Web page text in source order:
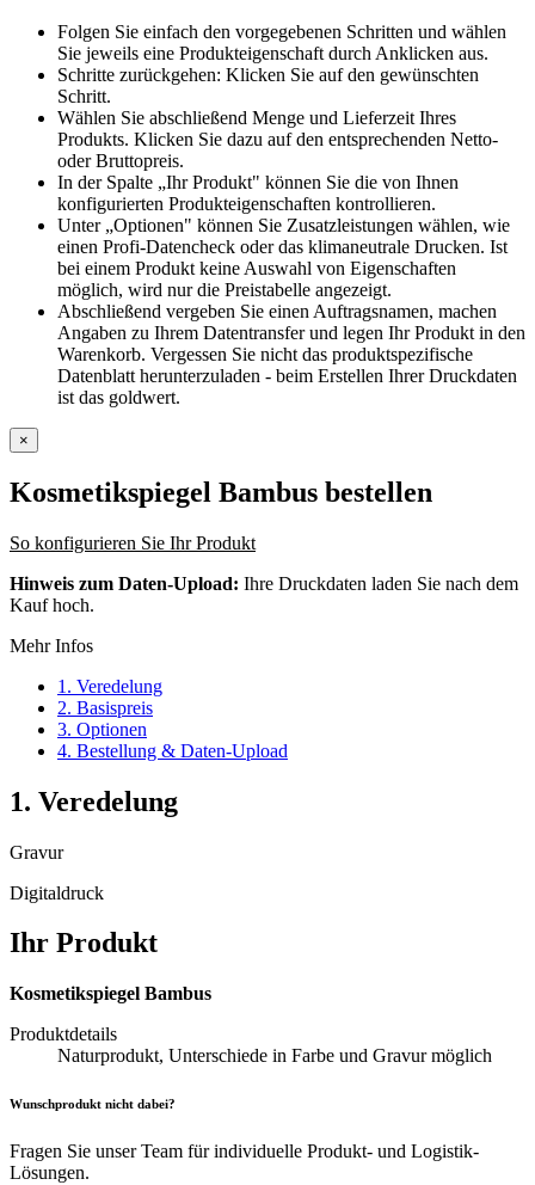
Folgen Sie einfach den vorgegebenen Schritten und wählen
Sie jeweils eine Produkteigenschaft durch Anklicken aus.
Schritte zurückgehen: Klicken Sie auf den gewünschten
Schritt.
Wählen Sie abschließend Menge und Lieferzeit Ihres
Produkts. Klicken Sie dazu auf den entsprechenden Netto-
oder Bruttopreis.
In der Spalte „Ihr Produkt" können Sie die von Ihnen
konfigurierten Produkteigenschaften kontrollieren.
Unter „Optionen" können Sie Zusatzleistungen wählen, wie
einen Profi-Datencheck oder das klimaneutrale Drucken. Ist
bei einem Produkt keine Auswahl von Eigenschaften
möglich, wird nur die Preistabelle angezeigt.
Abschließend vergeben Sie einen Auftragsnamen, machen
Angaben zu Ihrem Datentransfer und legen Ihr Produkt in den
Warenkorb. Vergessen Sie nicht das produktspezifische
Datenblatt herunterzuladen - beim Erstellen Ihrer Druckdaten
ist das goldwert.
×
Kosmetikspiegel Bambus bestellen
So konfigurieren Sie Ihr Produkt
Hinweis zum Daten-Upload: Ihre Druckdaten laden Sie nach dem
Kauf hoch.
Mehr Infos
1. Veredelung
2. Basispreis
3. Optionen
4. Bestellung & Daten-Upload
1. Veredelung
Gravur
Digitaldruck
Ihr Produkt
Kosmetikspiegel Bambus
Produktdetails
Naturprodukt, Unterschiede in Farbe und Gravur möglich
Wunschprodukt nicht dabei?
Fragen Sie unser Team für individuelle Produkt- und Logistik-
Lösungen.